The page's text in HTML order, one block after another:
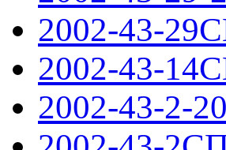
2002-43-
2002-43-
2002-43-2-